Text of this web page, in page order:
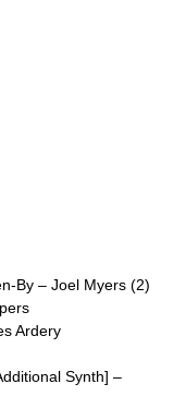
By – Joel Myers (2)
Ardery
Synth] –